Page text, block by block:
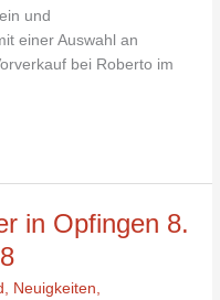
und
einer Auswahl an
bei Roberto im
in Opfingen 8.
, Neuigkeiten,